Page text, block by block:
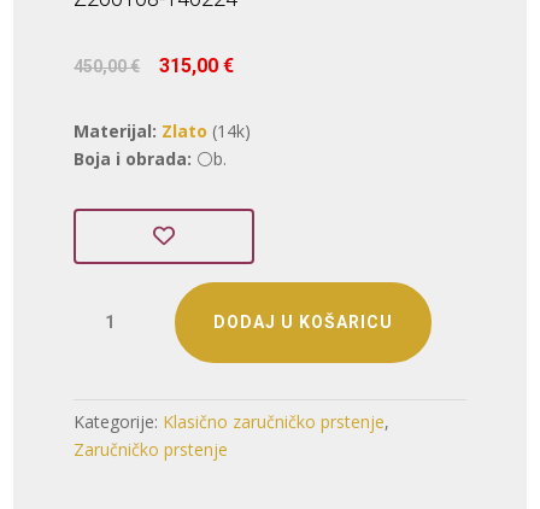
450,00€ Izvorna
cijena
bila
je:
450,00 €.
315,00€
je:
315,00 €.
Materijal: Zlato (14k)
Boja i obrada: ⚪b.
ZARUČNI
140224)
količina
DODAJ U KOŠARICU
Kategorije: Klasično zaručničko prstenje,
Zaručničko prstenje